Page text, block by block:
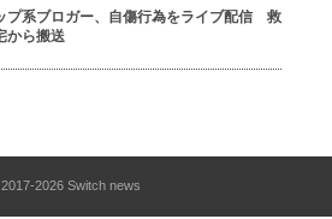
プ系ブロガー、自傷行為をライブ配信 救
から搬送
2026Switch news